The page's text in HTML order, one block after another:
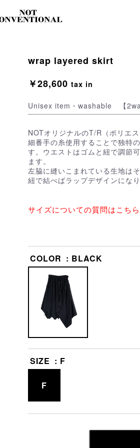
wrap layered skirt
￥28,600 tax in
Unisex item・washable 【
NOTオリジナルのT/R（ポリエ
細番手の糸使用することで独特
す。ウエストはゴムと紐で調節
ます。
左脇に縫いこまれている生地は
紐で結べばラップデザインにな
サイズについての質問はこち
COLOR BLACK
SIZE F
F